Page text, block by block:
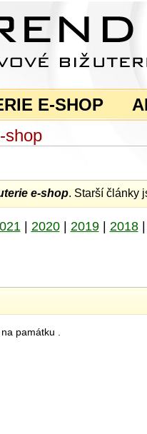
E-SHOP
shop
e-shop. Starší články
| 2020| 2019| 2018|
památku .